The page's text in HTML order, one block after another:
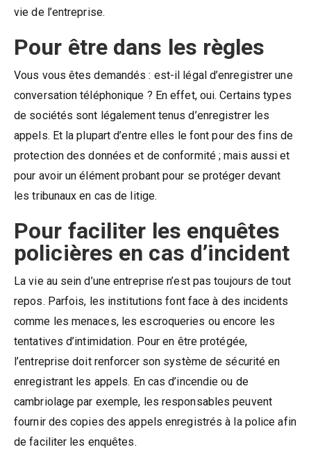
vie de l’entreprise.
Pour être dans les règles
Vous vous êtes demandés : est-il légal d’enregistrer une
conversation téléphonique ? En effet, oui. Certains types
de sociétés sont légalement tenus d’enregistrer les
appels. Et la plupart d’entre elles le font pour des fins de
protection des données et de conformité ; mais aussi et
pour avoir un élément probant pour se protéger devant
les tribunaux en cas de litige.
Pour faciliter les enquêtes
policières en cas d’incident
La vie au sein d’une entreprise n’est pas toujours de tout
repos. Parfois, les institutions font face à des incidents
comme les menaces, les escroqueries ou encore les
tentatives d’intimidation. Pour en être protégée,
l’entreprise doit renforcer son système de sécurité en
enregistrant les appels. En cas d’incendie ou de
cambriolage par exemple, les responsables peuvent
fournir des copies des appels enregistrés à la police afin
de faciliter les enquêtes.